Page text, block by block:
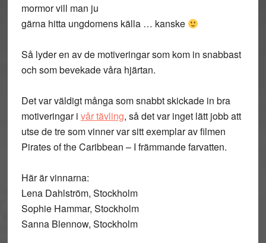
mormor vill man ju
gärna hitta ungdomens källa … kanske
Så lyder en av de motiveringar som kom in snabbast
och som bevekade våra hjärtan.
Det var väldigt många som snabbt skickade in bra
motiveringar i vår tävling, så det var inget lätt jobb att
utse de tre som vinner var sitt exemplar av filmen
Pirates of the Caribbean – I främmande farvatten.
Här är vinnarna:
Lena Dahlström, Stockholm
Sophie Hammar, Stockholm
Sanna Blennow, Stockholm